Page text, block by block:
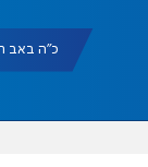
כ"ה באב תשפ"ו